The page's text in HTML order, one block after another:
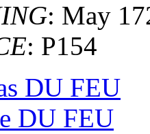
: May
: P154
DU FEU
DU FEU